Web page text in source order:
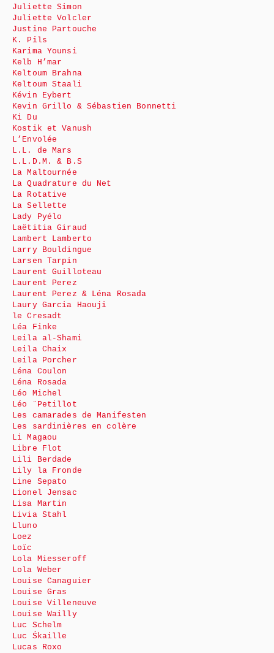
Juliette Simon
Juliette Volcler
Justine Partouche
K. Pils
Karima Younsi
Kelb H’mar
Keltoum Brahna
Keltoum Staali
Kévin Eybert
Kevin Grillo & Sébastien Bonnetti
Ki Du
Kostik et Vanush
L’Envolée
L.L. de Mars
L.L.D.M. & B.S
La Maltournée
La Quadrature du Net
La Rotative
La Sellette
Lady Pyélo
Laëtitia Giraud
Lambert Lamberto
Larry Bouldingue
Larsen Tarpin
Laurent Guilloteau
Laurent Perez
Laurent Perez & Léna Rosada
Laury Garcia Haouji
le Cresadt
Léa Finke
Leila al-Shami
Leila Chaix
Leila Porcher
Léna Coulon
Léna Rosada
Léo Michel
Léo ¨Petillot
Les camarades de Manifesten
Les sardinières en colère
Li Magaou
Libre Flot
Lili Berdade
Lily la Fronde
Line Sepato
Lionel Jensac
Lisa Martin
Livia Stahl
Lluno
Loez
Loïc
Lola Miesseroff
Lola Weber
Louise Canaguier
Louise Gras
Louise Villeneuve
Louise Wailly
Luc Schelm
Luc Śkaille
Lucas Roxo